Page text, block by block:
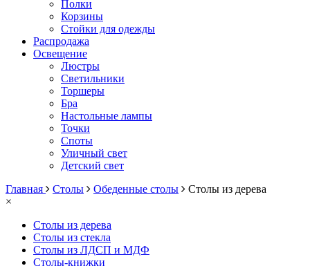
Полки
Корзины
Стойки для одежды
Распродажа
Освещение
Люстры
Светильники
Торшеры
Бра
Настольные лампы
Точки
Споты
Уличный свет
Детский свет
Главная
Столы Обеденные столы
Столы из дерева
×
Столы из дерева
Столы из стекла
Столы из ЛДСП и МДФ
Столы-книжки